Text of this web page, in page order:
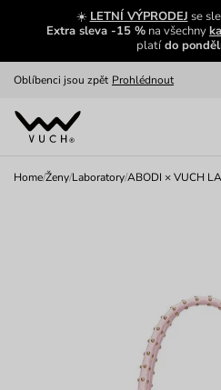
☀️ LETNÍ VÝPRODEJ se
Extra sleva -15 % na všechny
platído
Zajímavosti ze světa Vuch:
Zobrazit
Oblíbenci jsou zpět Prohlédnout
Nech se inspirovat
Home/Ženy/Laboratory/ABODI × VUCH